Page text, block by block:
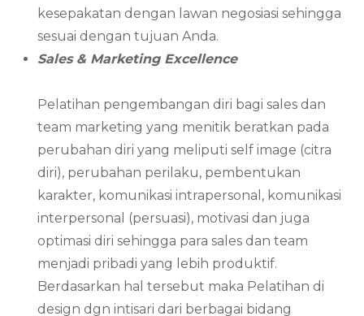
kesepakatan dengan lawan negosiasi sehingga
sesuai dengan tujuan Anda.
Sales & Marketing Excellence
Pelatihan pengembangan diri bagi sales dan
team marketing yang menitik beratkan pada
perubahan diri yang meliputi self image (citra
diri), perubahan perilaku, pembentukan
karakter, komunikasi intrapersonal, komunikasi
interpersonal (persuasi), motivasi dan juga
optimasi diri sehingga para sales dan team
menjadi pribadi yang lebih produktif.
Berdasarkan hal tersebut maka Pelatihan di
design dgn intisari dari berbagai bidang